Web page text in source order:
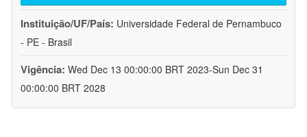
Instituição/UF/País: Universidade Federal de Pernambuco
- PE - Brasil
Vigência: Wed Dec 13 00:00:00 BRT 2023-Sun Dec 31
00:00:00 BRT 2028